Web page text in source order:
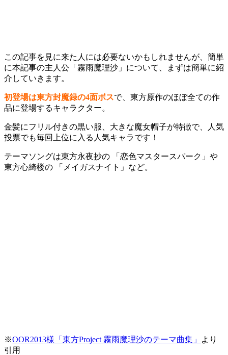
この記事を見に来た人には必要ないかもしれませんが、簡単
に本記事の主人公「霧雨魔理沙」について、まずは簡単に紹
介していきます。
初登場は東方封魔録の4面ボスで、東方原作のほぼ全ての作
品に登場するキャラクター。
金髪にフリル付きの黒い服、大きな魔女帽子が特徴で、人気
投票でも毎回上位に入る人気キャラです！
テーマソングは東方永夜抄の 「恋色マスタースパーク」 や
東方心綺楼の
「メイガスナイト」 など。
※OOR2013様「東方Project 霧雨魔理沙のテーマ曲集」
より
引用